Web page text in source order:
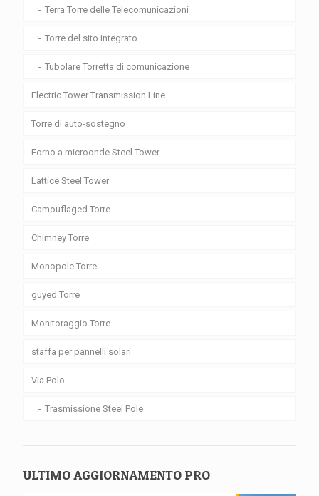
Terra Torre delle Telecomunicazioni
Torre del sito integrato
Tubolare Torretta di comunicazione
Electric Tower Transmission Line
Torre di auto-sostegno
Forno a microonde Steel Tower
Lattice Steel Tower
Camouflaged Torre
Chimney Torre
Monopole Torre
guyed Torre
Monitoraggio Torre
staffa per pannelli solari
Via Polo
Trasmissione Steel Pole
ULTIMO AGGIORNAMENTO PRO